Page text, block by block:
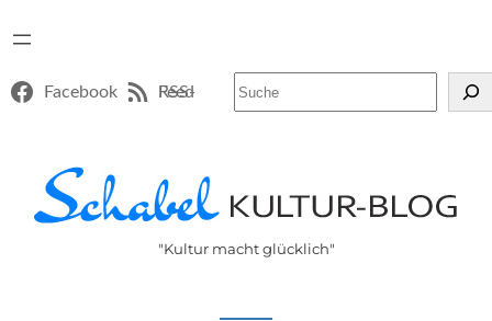
Facebook RSS-Feed
"Kultur macht glücklich"